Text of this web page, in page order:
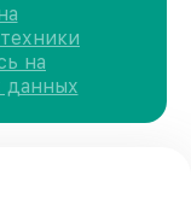
на
данных